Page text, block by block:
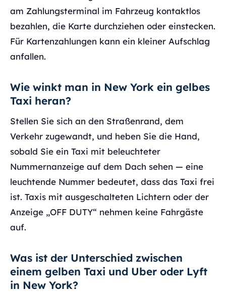
am Zahlungsterminal im Fahrzeug kontaktlos
bezahlen, die Karte durchziehen oder einstecken.
Für Kartenzahlungen kann ein kleiner Aufschlag
anfallen.
Wie winkt man in New York ein gelbes
Taxi heran?
Stellen Sie sich an den Straßenrand, dem
Verkehr zugewandt, und heben Sie die Hand,
sobald Sie ein Taxi mit beleuchteter
Nummernanzeige auf dem Dach sehen — eine
leuchtende Nummer bedeutet, dass das Taxi frei
ist. Taxis mit ausgeschalteten Lichtern oder der
Anzeige „OFF DUTY“ nehmen keine Fahrgäste
auf.
Was ist der Unterschied zwischen
einem gelben Taxi und Uber oder Lyft
in New York?